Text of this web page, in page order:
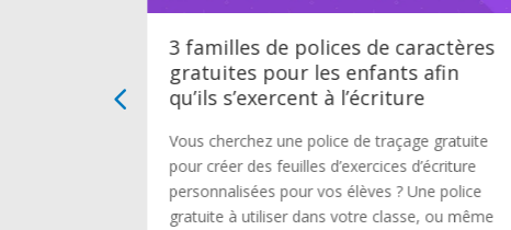
3 familles de polices de caractères
gratuites pour les enfants afin
qu’ils s’exercent à l’écriture
Vous cherchez une police de traçage gratuite
pour créer des feuilles d’exercices d’écriture
personnalisées pour vos élèves ? Une police
gratuite à utiliser dans votre classe, ou même